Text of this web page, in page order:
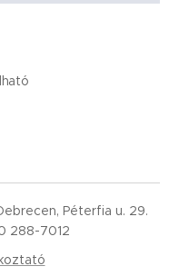
Péterfia u. 29.
288-7012